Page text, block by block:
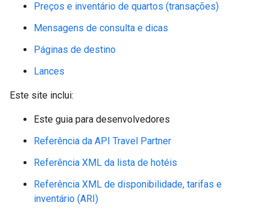
Preços e inventário de quartos (transações)
Mensagens de consulta e dicas
Páginas de destino
Lances
Este site inclui:
Este guia para desenvolvedores
Referência da API Travel Partner
Referência XML da lista de hotéis
Referência XML de disponibilidade, tarifas e
inventário (ARI)